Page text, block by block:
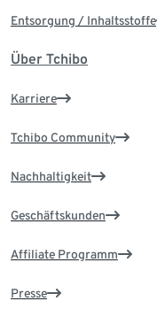
Entsorgung / Inhaltsstoffe
Über Tchibo
Karriere
Tchibo Community
Nachhaltigkeit
Geschäftskunden
Affiliate Programm
Presse